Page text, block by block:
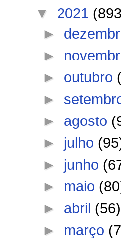
▼ 2021
►
►
► outubro
►
► agosto
► julho
► junho
► maio
► abril (56)
► março